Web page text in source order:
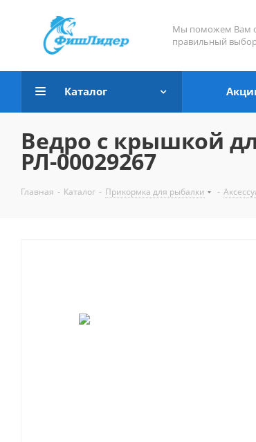
Мы поможем Вам
правильный выбор
Каталог
Ведро с крышкой
РЛ-00029267
Главная - Каталог - Прикормка для рыбалки -